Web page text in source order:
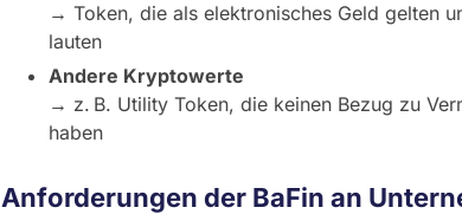
→ Token, die als elektronisches Geld gelten
lauten
Andere Kryptowerte
→ z. B. Utility Token, die keinen Bezug zu
haben
Anforderungen der BaFin an